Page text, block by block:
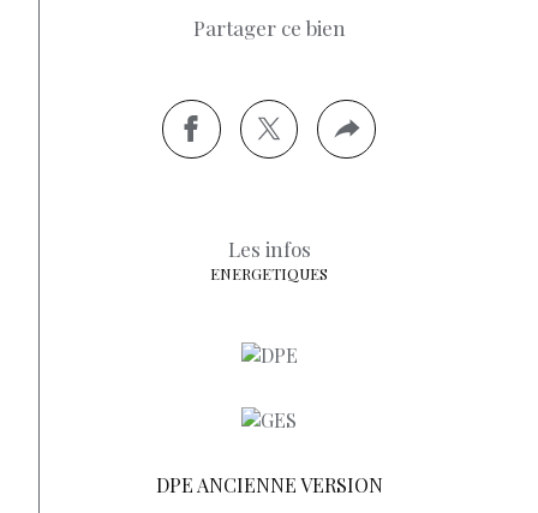
Partager ce bien
Les infos
ENERGETIQUES
DPE ANCIENNE VERSION